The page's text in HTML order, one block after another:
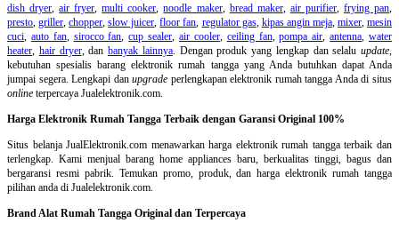
dish dryer,air fryer,multi cooker,noodle maker, bread maker, air purifier, frying pan,
presto,griller,chopper,slow juicer,floor fan, regulator gas, kipas angin meja, mixer,mesin
cuci, auto fan, sirocco fan,cup sealer,air cooler, ceiling fan,pompa air,antenna,water
heater, hair dryer, dan banyak lainnya. Dengan produk yang lengkap dan selalu update,
kebutuhan spesialis barang elektronik rumah tangga yang Anda butuhkan dapat Anda
jumpai segera. Lengkapi danupgrade perlengkapan elektronik rumah tangga Anda di situs
online terpercaya Jualelektronik.com.
Harga Elektronik Rumah Tangga Terbaik dengan Garansi Original 100%
Situs belanjaJualElektronik.com menawarkan harga elektronik rumah tangga terbaik dan
terlengkap. Kami menjual barang home appliances baru, berkualitas tinggi, bagus dan
bergaransi resmi pabrik. Temukan promo, produk, dan harga elektronik rumah tangga
pilihan anda di Jualelektronik.com.
Brand Alat Rumah Tangga Original dan Terpercaya